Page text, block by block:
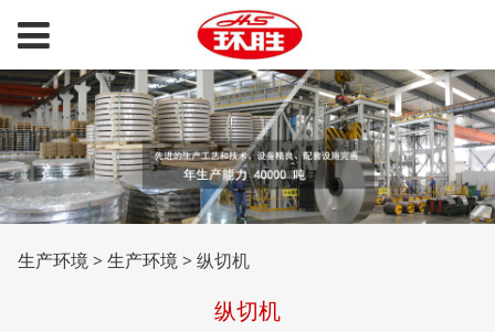
纵切机
生产环境>生产环境>纵切机
纵切机